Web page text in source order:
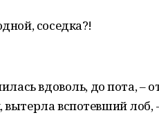
соседка?!
вдоволь, до пота, –
вытерла вспотевший лоб,